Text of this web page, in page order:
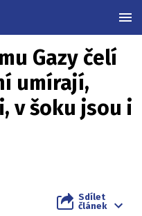
Gazy čelí
umírají,
v šoku jsou i
Sdílet
článek